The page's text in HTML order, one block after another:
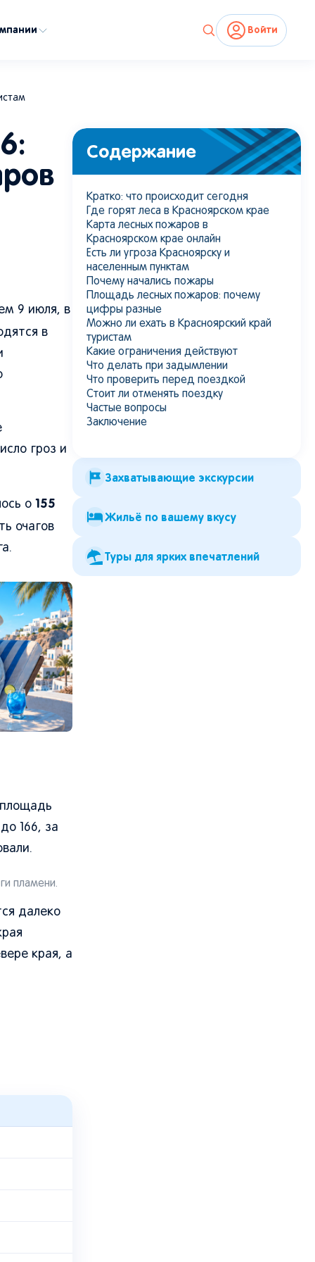
Войти
тайге: пламя быстро распространяется среди хвойных
9 июля, в
в
гроз и
о 155
очагов
166, за
пламени.
далеко
края, а
Содержание
Кратко: что происходит сегодня
Где горят леса в Красноярском крае
Карта лесных пожаров в
Красноярском крае онлайн
Есть ли угроза Красноярску и
населенным пунктам
Почему начались пожары
Площадь лесных пожаров: почему
цифры разные
Можно ли ехать в Красноярский край
туристам
Какие ограничения действуют
Что делать при задымлении
Что проверить перед поездкой
Стоит ли отменять поездку
Частые вопросы
Заключение
Захватывающие экскурсии
Жильё по вашему вкусу
Туры для ярких впечатлений